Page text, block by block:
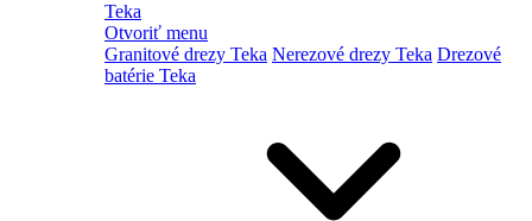
Teka
Otvoriť menu
Granitové drezy Teka Nerezové drezy Teka Drezové
batérie Teka